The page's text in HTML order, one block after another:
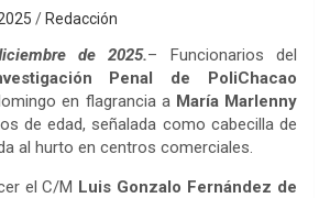
Redacción
de 2025.– Funcionarios del
Penal de PoliChacao
en flagrancia a María Marlenny
de edad, señalada como cabecilla de
al hurto en centros comerciales.
el C/M Luis Gonzalo Fernández de